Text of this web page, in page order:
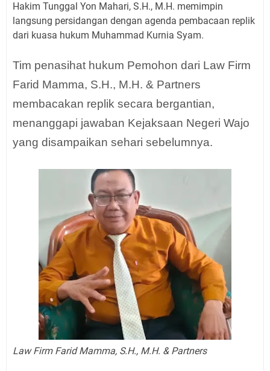
Hakim Tunggal Yon Mahari, S.H., M.H. memimpin
langsung persidangan dengan agenda pembacaan replik
dari kuasa hukum Muhammad Kurnia Syam.
Tim penasihat hukum Pemohon dari Law Firm
Farid Mamma, S.H., M.H. & Partners
membacakan replik secara bergantian,
menanggapi jawaban Kejaksaan Negeri Wajo
yang disampaikan sehari sebelumnya.
Law Firm Farid Mamma, S.H., M.H. & Partners